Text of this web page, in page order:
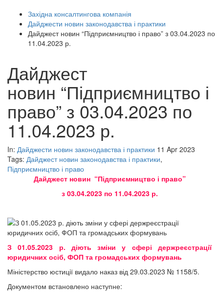
Західна консалтингова компанія
Дайджести новин законодавства і практики
Дайджест новин “Підприємництво і право” з 03.04.2023 по
11.04.2023 р.
Дайджест
новин “Підприємництво і
право” з 03.04.2023 по
11.04.2023 р.
In: Дайджести новин законодавства і практики 11 Apr 2023
Tags: Дайджест новин законодавства і практики,
Підприємництво і право
Дайджест новин “Підприємництво і право”
з 03.04.2023 по 11.04.2023 р.
З 01.05.2023 р. діють зміни у сфері держреєстрації
юридичних осіб, ФОП та громадських формувань
Міністерство юстиції видало наказ від 29.03.2023 № 1158/5.
Документом встановлено наступне: